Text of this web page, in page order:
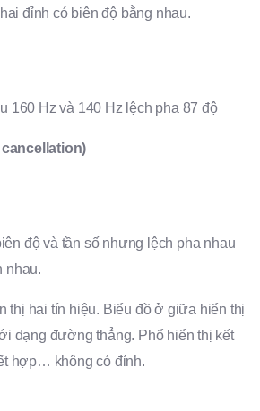
đỉnh có biên độ bằng nhau.
160 Hz và 140 Hz lệch pha 87 độ
độ và tần số nhưng lệch pha nhau
nhau.
thị hai tín hiệu. Biểu đồ ở giữa hiển thị
dạng đường thẳng. Phổ hiển thị kết
hợp… không có đỉnh.